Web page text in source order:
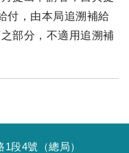
付，由本局追溯補給
部分，不適用追溯補
段4號（總局）